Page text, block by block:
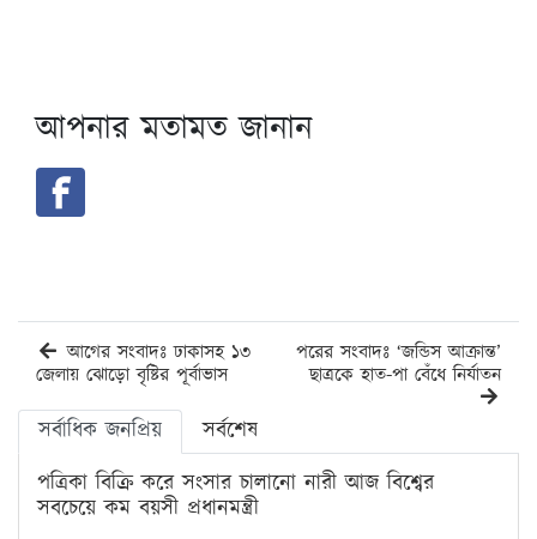
আপনার মতামত জানান
আগের সংবাদঃ ঢাকাসহ ১৩
জেলায় ঝোড়ো বৃষ্টির পূর্বাভাস
পরের সংবাদঃ ‘জন্ডিস আক্রান্ত’
ছাত্রকে হাত-পা বেঁধে নির্যাতন
সর্বাধিক জনপ্রিয়
সর্বশেষ
পত্রিকা বিক্রি করে সংসার চালানো নারী আজ বিশ্বের
সবচেয়ে কম বয়সী প্রধানমন্ত্রী